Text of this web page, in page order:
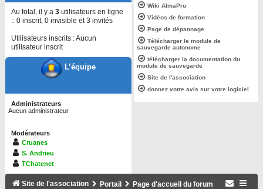
Au total, il y a 3 utilisateurs en ligne
:: 0 inscrit, 0 invisible et 3 invités
Utilisateurs inscrits : Aucun
utilisateur inscrit
L’équipe
Administrateurs
Aucun administrateur
Modérateurs
Cruanes
S. Andrieu
TChatenet
Wiki AlmaPro
Vidéos de formation
Page de dépannage
Télécharger le module de
sauvegarde autonome
télécharger la documentation du
module de sauvegarde
Site de l'association
donnez votre avis sur votre logiciel
Site de l'association Portail Page d'accueil du forum